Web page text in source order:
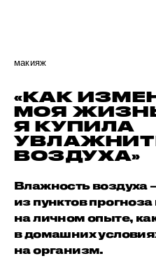
макияж
«КАК
МОЯ
Я КУПИЛА
ВОЗДУХА»
Влажность воздуха
из пунктов
на личном опыте,
в домашних
на организм.